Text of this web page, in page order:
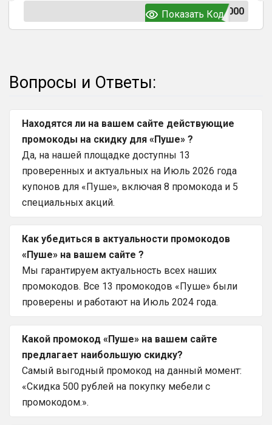
000
Показать Код
Вопросы и Ответы:
Находятся ли на вашем сайте действующие
промокоды на скидку для «Пуше» ?
Да, на нашей площадке доступны 13
проверенных и актуальных на Июль 2026 года
купонов для «Пуше», включая 8 промокода и 5
специальных акций.
Как убедиться в актуальности промокодов
«Пуше» на вашем сайте ?
Мы гарантируем актуальность всех наших
промокодов. Все 13 промокодов «Пуше» были
проверены и работают на Июль 2024 года.
Какой промокод «Пуше» на вашем сайте
предлагает наибольшую скидку?
Самый выгодный промокод на данный момент:
«Скидка 500 рублей на покупку мебели с
промокодом.».